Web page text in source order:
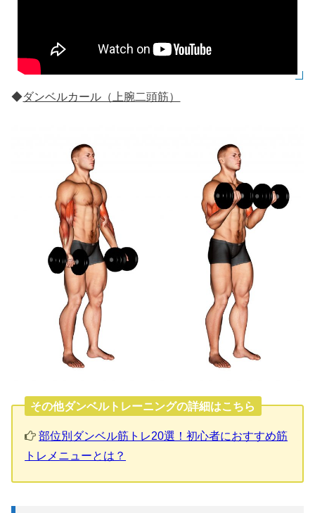
◆ダンベルカール（上腕二頭筋）
その他ダンベルトレーニングの詳細はこちら
部位別ダンベル筋トレ20選！初心者におすすめ筋
トレメニューとは？